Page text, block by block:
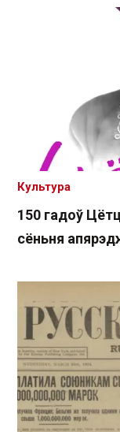
150 гадоў
сёньня
Культура